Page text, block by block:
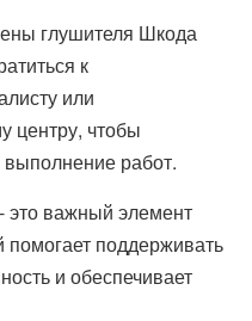
глушителя Шкода
к
или
центру, чтобы
выполнение работ.
это важный элемент
поддерживать
и обеспечивает